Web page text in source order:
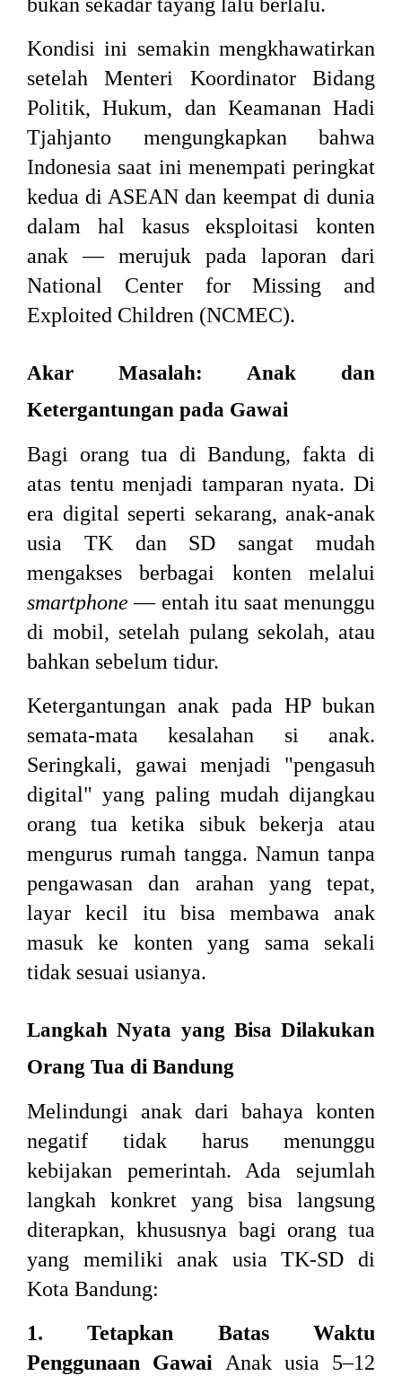
bukan sekadar tayang lalu berlalu.
Kondisi ini semakin mengkhawatirkan
setelah Menteri Koordinator Bidang
Politik, Hukum, dan Keamanan Hadi
Tjahjanto mengungkapkan bahwa
Indonesia saat ini menempati peringkat
kedua di ASEAN dan keempat di dunia
dalam hal kasus eksploitasi konten
anak — merujuk pada laporan dari
National Center for Missing and
Exploited Children (NCMEC).
Akar Masalah: Anak dan
Ketergantungan pada Gawai
Bagi orang tua di Bandung, fakta di
atas tentu menjadi tamparan nyata. Di
era digital seperti sekarang, anak-anak
usia TK dan SD sangat mudah
mengakses berbagai konten melalui
smartphone — entah itu saat menunggu
di mobil, setelah pulang sekolah, atau
bahkan sebelum tidur.
Ketergantungan anak pada HP bukan
semata-mata kesalahan si anak.
Seringkali, gawai menjadi "pengasuh
digital" yang paling mudah dijangkau
orang tua ketika sibuk bekerja atau
mengurus rumah tangga. Namun tanpa
pengawasan dan arahan yang tepat,
layar kecil itu bisa membawa anak
masuk ke konten yang sama sekali
tidak sesuai usianya.
Langkah Nyata yang Bisa Dilakukan
Orang Tua di Bandung
Melindungi anak dari bahaya konten
negatif tidak harus menunggu
kebijakan pemerintah. Ada sejumlah
langkah konkret yang bisa langsung
diterapkan, khususnya bagi orang tua
yang memiliki anak usia TK-SD di
Kota Bandung:
1. Tetapkan Batas Waktu
Penggunaan Gawai Anak usia 5–12